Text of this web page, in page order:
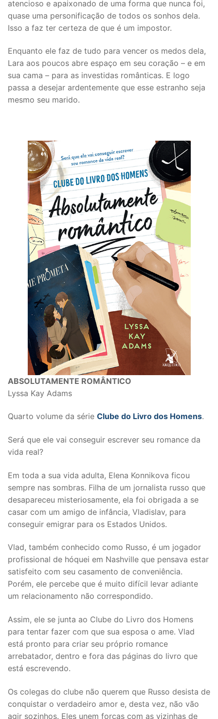
atencioso e apaixonado de uma forma que nunca foi,
quase uma personificação de todos os sonhos dela.
Isso a faz ter certeza de que é um impostor.
Enquanto ele faz de tudo para vencer os medos dela,
Lara aos poucos abre espaço em seu coração – e em
sua cama – para as investidas românticas. E logo
passa a desejar ardentemente que esse estranho seja
mesmo seu marido.
ABSOLUTAMENTE ROMÂNTICO
Lyssa Kay Adams
Quarto volume da série Clube do Livro dos Homens.
Será que ele vai conseguir escrever seu romance da
vida real?
Em toda a sua vida adulta, Elena Konnikova ficou
sempre nas sombras. Filha de um jornalista russo que
desapareceu misteriosamente, ela foi obrigada a se
casar com um amigo de infância, Vladislav, para
conseguir emigrar para os Estados Unidos.
Vlad, também conhecido como Russo, é um jogador
profissional de hóquei em Nashville que pensava estar
satisfeito com seu casamento de conveniência.
Porém, ele percebe que é muito difícil levar adiante
um relacionamento não correspondido.
Assim, ele se junta ao Clube do Livro dos Homens
para tentar fazer com que sua esposa o ame. Vlad
está pronto para criar seu próprio romance
arrebatador, dentro e fora das páginas do livro que
está escrevendo.
Os colegas do clube não querem que Russo desista de
conquistar o verdadeiro amor e, desta vez, não vão
agir sozinhos. Eles unem forças com as vizinhas de